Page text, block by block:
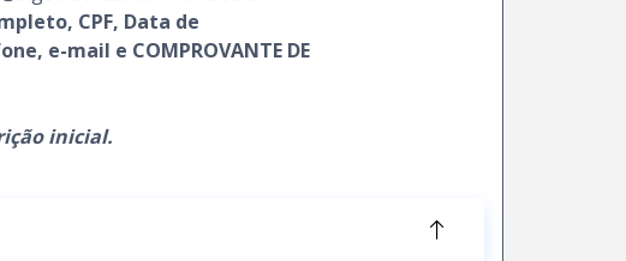
CPF, Data de
e-mail e COMPROVANTE DE
inicial.